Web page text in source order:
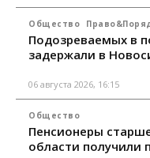
Общество
Подозреваемых в
задержали в
06 августа 2026, 16:15
Общество
Пенсионеры
области получили